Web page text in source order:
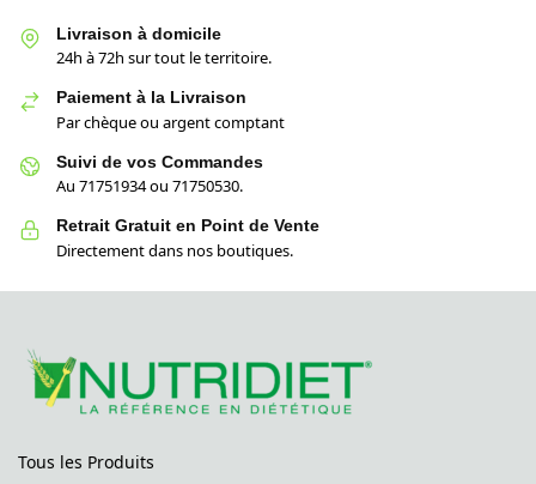
Livraison à domicile
24h à 72h sur tout le territoire.
Paiement à la Livraison
Par chèque ou argent comptant
Suivi de vos Commandes
Au 71751934 ou 71750530.
Retrait Gratuit en Point de Vente
Directement dans nos boutiques.
Tous les Produits